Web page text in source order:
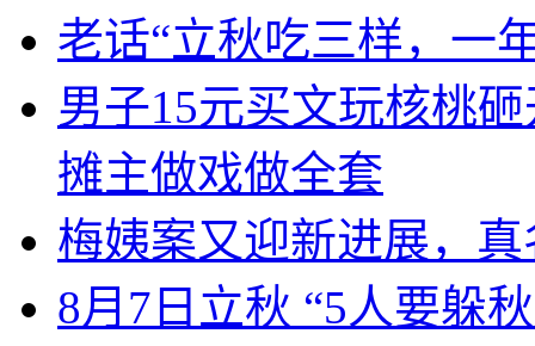
老话“立秋吃三样，一
男子15元买文玩核桃
摊主做戏做全套
梅姨案又迎新进展，
8月7日立秋 “5人要躲